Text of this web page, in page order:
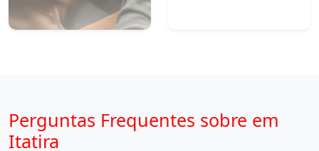
Perguntas Frequentes sobre em
Itatira